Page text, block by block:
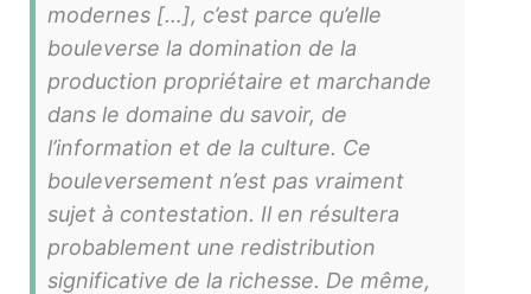
modernes […], c’est parce qu’elle
bouleverse la domination de la
production propriétaire et marchande
dans le domaine du savoir, de
l’information et de la culture. Ce
bouleversement n’est pas vraiment
sujet à contestation. Il en résultera
probablement une redistribution
significative de la richesse. De même,